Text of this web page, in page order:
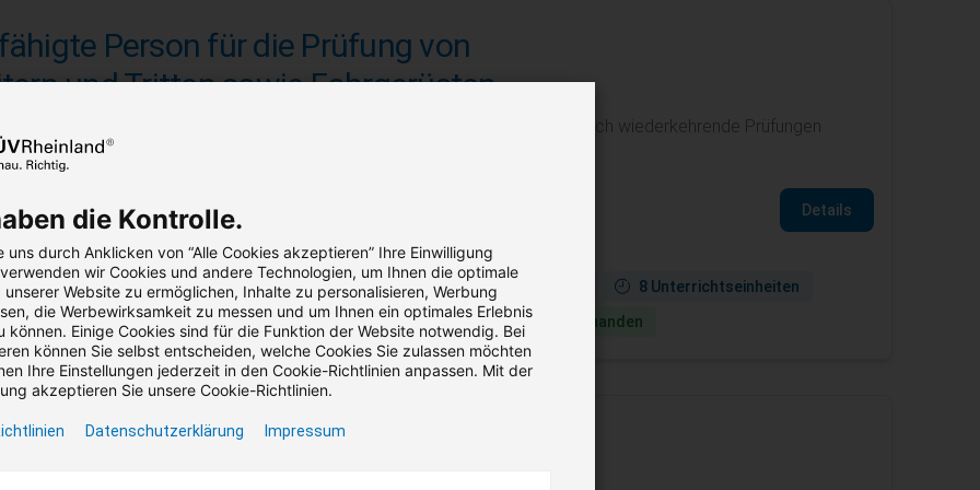
Person für die Prüfung von
und Tritten sowie Fahrgerüsten.
Sie als Befähigte Person für Leitern und Tritte sowie für Fahrgerüste durch wiederkehrende Prüfungen
€
(zzgl. MwSt.)
827,05 €
Bruttopreis (inkl. MwSt.)
Details
Seminar Präsenz / Virtual Classroom 12 Termine verfügbar
8 Unterrichtseinheiten
Teilnahmebescheinigung
Garantie­termine vorhanden
Person für die Prüfung von
/ Steiggängen.
die Kontrolle.
uns durch Anklicken von “Alle Cookies akzeptieren” Ihre Einwilligung
wir Cookies und andere Technologien, um Ihnen die optimale
Website zu ermöglichen, Inhalte zu personalisieren, Werbung
die Werbewirksamkeit zu messen und um Ihnen ein optimales Erlebnis
können. Einige Cookies sind für die Funktion der Website notwendig. Bei
können Sie selbst entscheiden, welche Cookies Sie zulassen möchten
Ihre Einstellungen jederzeit in den Cookie-Richtlinien anpassen. Mit der
akzeptieren Sie unsere Cookie-Richtlinien.
Datenschutzerklärung Impressum